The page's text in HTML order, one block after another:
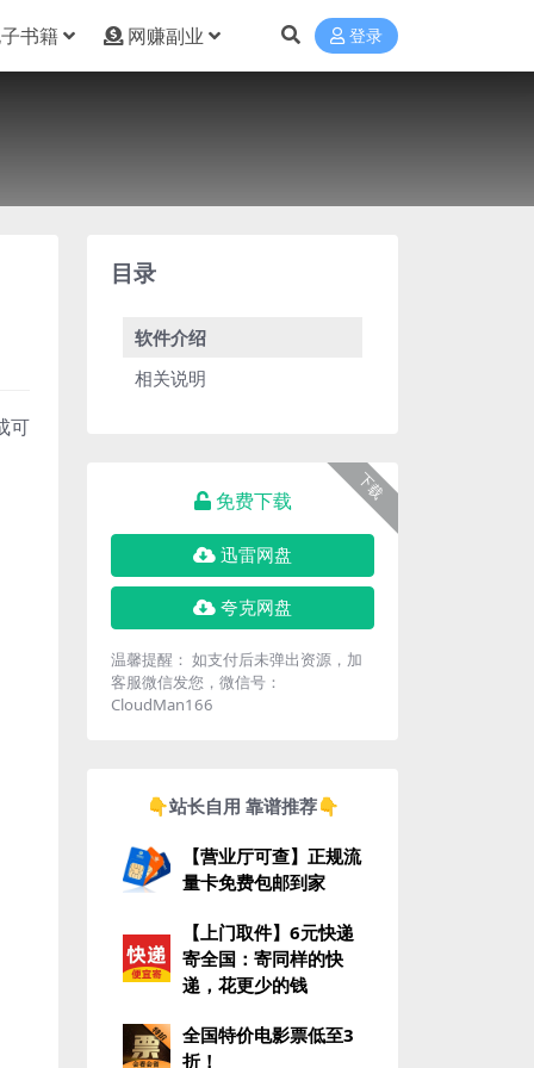
书籍 网赚副业 登录
可
目录
软件介绍
相关说明
下载
免费下载
迅雷网盘
夸克网盘
温馨提醒： 如支付后未弹出资源，加
客服微信发您，微信号：
CloudMan166
👇站长自用 靠谱推荐👇
【营业厅可查】正规流
量卡免费包邮到家
【上门取件】6元快递
寄全国：寄同样的快
递，花更少的钱
全国特价电影票低至3
折！